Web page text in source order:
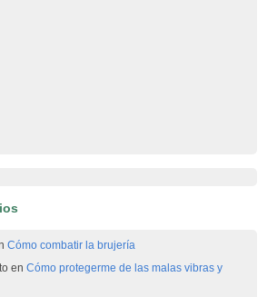
Cómo combatir la brujería
enCómo protegerme de las malas vibras y